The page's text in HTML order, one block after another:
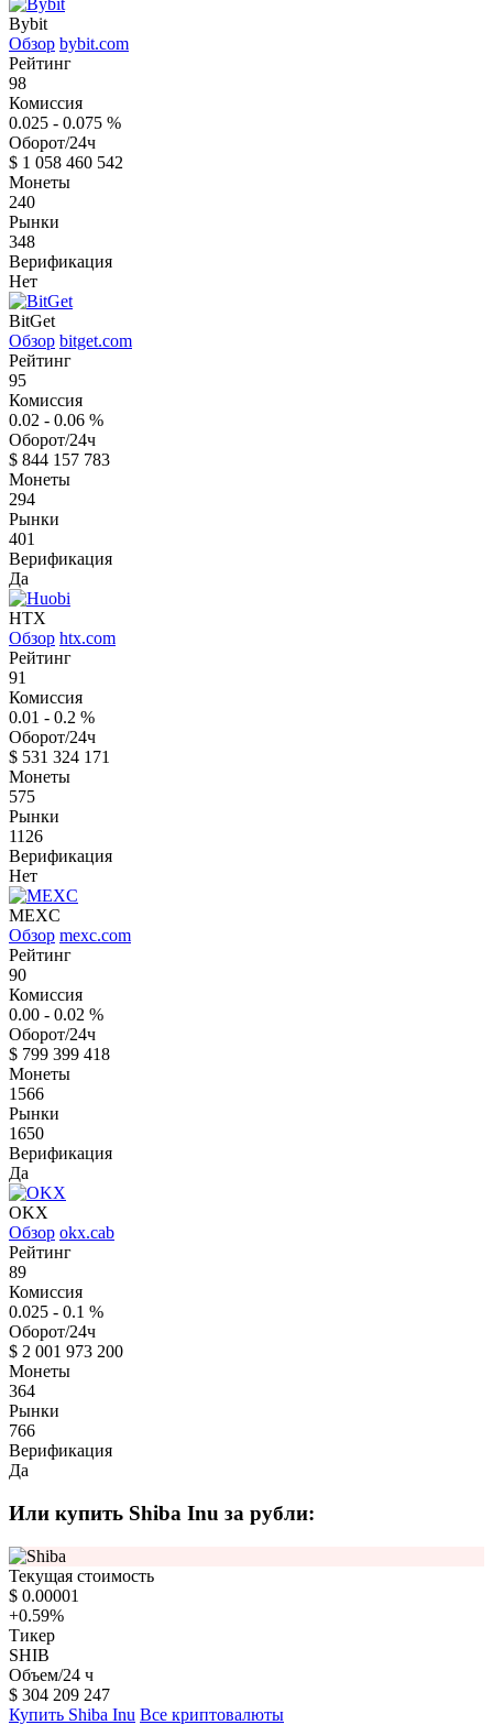
Bybit
Обзор bybit.com
Рейтинг
98
Комиссия
0.025 - 0.075 %
Оборот/24ч
$ 1 058 460 542
Монеты
240
Рынки
348
Верификация
Нет
BitGet
Обзор bitget.com
Рейтинг
95
Комиссия
0.02 - 0.06 %
Оборот/24ч
$ 844 157 783
Монеты
294
Рынки
401
Верификация
Да
HTX
Обзор htx.com
Рейтинг
91
Комиссия
0.01 - 0.2 %
Оборот/24ч
$ 531 324 171
Монеты
575
Рынки
1126
Верификация
Нет
MEXC
Обзор mexc.com
Рейтинг
90
Комиссия
0.00 - 0.02 %
Оборот/24ч
$ 799 399 418
Монеты
1566
Рынки
1650
Верификация
Да
OKX
Обзор okx.cab
Рейтинг
89
Комиссия
0.025 - 0.1 %
Оборот/24ч
$ 2 001 973 200
Монеты
364
Рынки
766
Верификация
Да
Или купить Shiba Inu за рубли:
Текущая стоимость
$ 0.00001
+0.59%
Тикер
SHIB
Объем/24 ч
$ 304 209 247
Купить Shiba Inu Все криптовалюты